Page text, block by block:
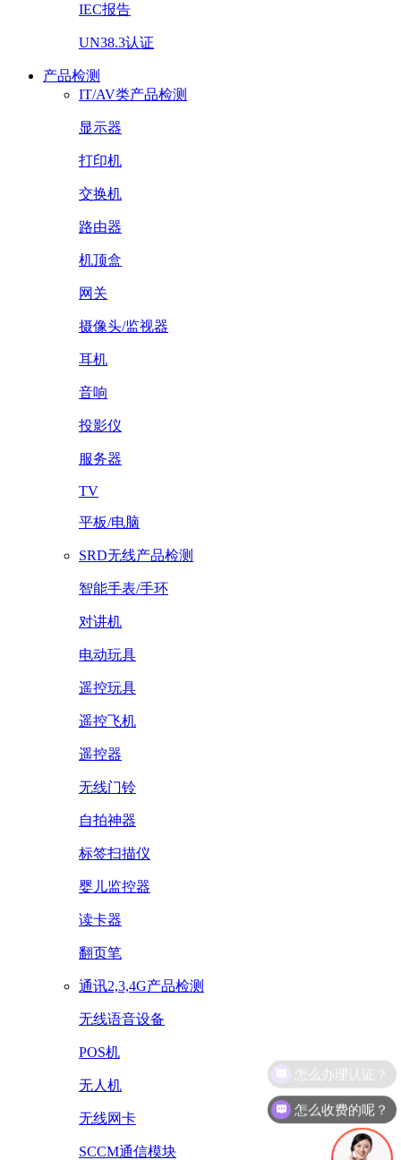
IEC报告
UN38.3认证
产品检测
IT/AV类产品检测
显示器
打印机
交换机
路由器
机顶盒
网关
摄像头/监视器
耳机
音响
投影仪
服务器
TV
平板/电脑
SRD无线产品检测
智能手表/手环
对讲机
电动玩具
遥控玩具
遥控飞机
遥控器
无线门铃
自拍神器
标签扫描仪
婴儿监控器
读卡器
翻页笔
通讯2,3,4G产品检测
无线语音设备
POS机
无人机
无线网卡
SCCM通信模块
怎么收费的呢？